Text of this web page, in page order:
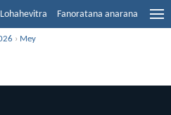
Lohahevitra Fanoratana anarana
› Mey